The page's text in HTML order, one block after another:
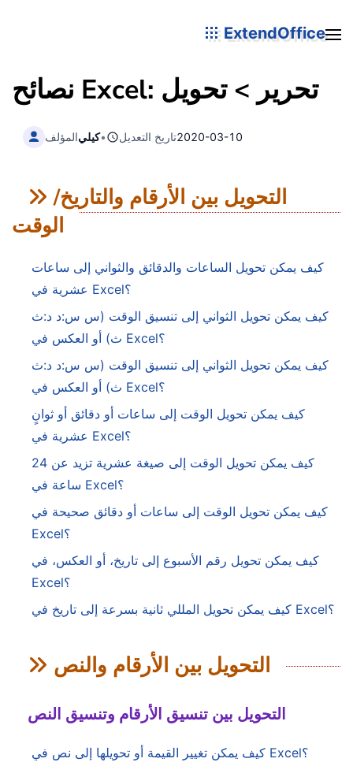
ExtendOffice
نصائح Excel: تحرير > تحويل
المؤلفكيلي• تاريخ التعديل2020-03-10
التحويل بين الأرقام والتاريخ/
الوقت
كيف يمكن تحويل الساعات والدقائق والثواني إلى ساعات
عشرية في Excel؟
كيف يمكن تحويل الثواني إلى تنسيق الوقت (س س:د د:ث
ث) أو العكس في Excel؟
كيف يمكن تحويل الثواني إلى تنسيق الوقت (س س:د د:ث
ث) أو العكس في Excel؟
كيف يمكن تحويل الوقت إلى ساعات أو دقائق أو ثوانٍ
عشرية في Excel؟
كيف يمكن تحويل الوقت إلى صيغة عشرية تزيد عن 24
ساعة في Excel؟
كيف يمكن تحويل الوقت إلى ساعات أو دقائق صحيحة في
Excel؟
كيف يمكن تحويل رقم الأسبوع إلى تاريخ، أو العكس، في
Excel؟
كيف يمكن تحويل المللي ثانية بسرعة إلى تاريخ في Excel؟
التحويل بين الأرقام والنص
التحويل بين تنسيق الأرقام وتنسيق النص
كيف يمكن تغيير القيمة أو تحويلها إلى نص في Excel؟